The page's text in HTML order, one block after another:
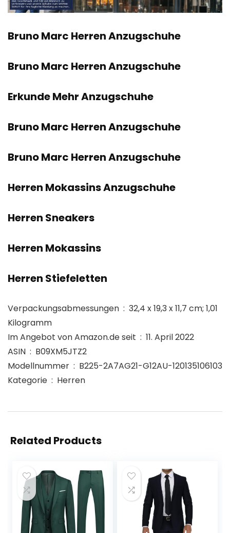
Bruno Marc Herren Anzugschuhe
Bruno Marc Herren Anzugschuhe
Erkunde Mehr Anzugschuhe
Bruno Marc Herren Anzugschuhe
Bruno Marc Herren Anzugschuhe
Herren Mokassins Anzugschuhe
Herren Sneakers
Herren Mokassins
Herren Stiefeletten
Verpackungsabmessungen ‏ : ‎ 32,4 x 19,3 x 11,7 cm; 1,01
Kilogramm
Im Angebot von Amazon.de seit ‏ : ‎ 11. April 2022
ASIN ‏ : ‎ B09XM5JTZ2
Modellnummer ‏ : ‎ B225-2A7AG21-G12AU-120135106103
Kategorie ‏ : ‎ Herren
Related Products